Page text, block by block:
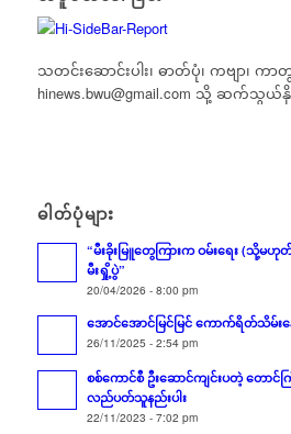
သတင်းဆောင်းပါး၊ ဓာတ်ပုံ၊ ကဗျာ၊ ကာ
hinews.bwu@gmail.com သို့ ဆက်သွယ်နို
ဓါတ်ပုံများ
“မီးခိုးမြူတွေကြားက ဝမ်းရေး (သို့
မီးရှို့ပွဲ”
20/04/2026 - 8:00 pm
အောင်အောင်မြင်မြင် ကောက်ရိတ်သိမ်
26/11/2025 - 2:54 pm
စစ်ကောင်စီ ဦးဆောင်ကျင်းပတဲ့ တော
လည်ပတ်သူနည်းပါး
22/11/2023 - 7:02 pm